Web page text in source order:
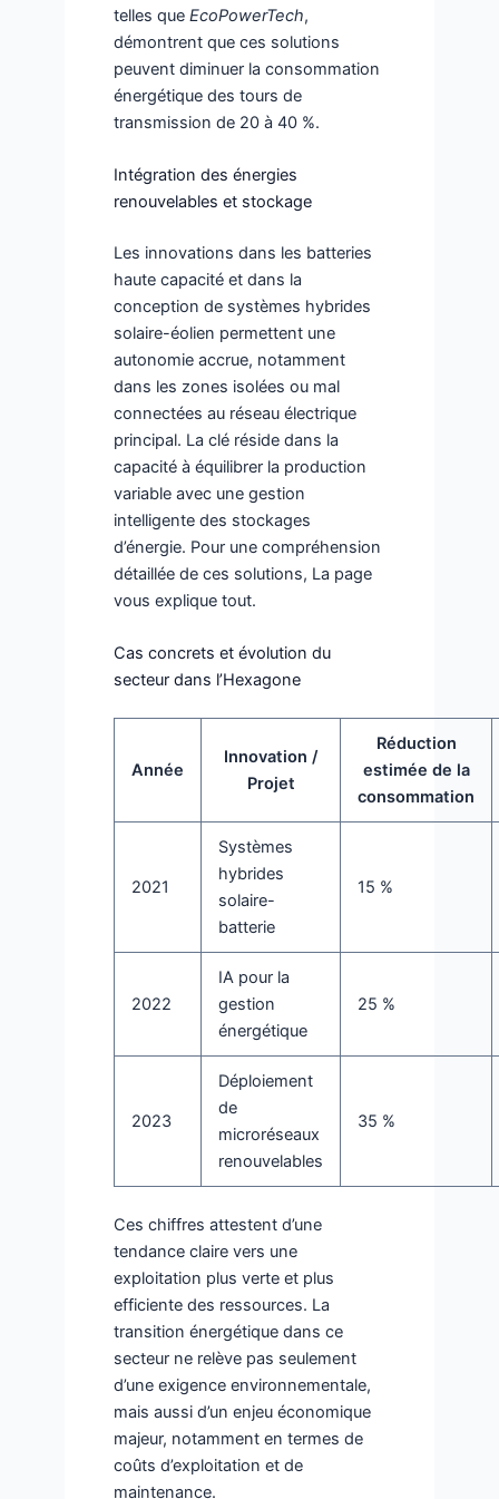
telles queEcoPowerTech,
démontrent que ces solutions
peuvent diminuer la consommation
énergétique des tours de
transmission de 20 à 40 %.
Intégration des énergies
renouvelables et stockage
Les innovations dans les batteries
haute capacité et dans la
conception de systèmes hybrides
solaire-éolien permettent une
autonomie accrue, notamment
dans les zones isolées ou mal
connectées au réseau électrique
principal. La clé réside dans la
capacité à équilibrer la production
variable avec une gestion
intelligente des stockages
d’énergie. Pour une compréhension
détaillée de ces solutions, La page
vous explique tout.
Cas concrets et évolution du
secteur dans l’Hexagone
Année
Innovation /
Projet
Réduction
estimée de la
consommation
2021
Systèmes
hybrides
solaire-
batterie
15 %
2022
IA pour la
gestion
énergétique
25 %
2023
Déploiement
de
microréseaux
renouvelables
35 %
Ces chiffres attestent d’une
tendance claire vers une
exploitation plus verte et plus
efficiente des ressources. La
transition énergétique dans ce
secteur ne relève pas seulement
d’une exigence environnementale,
mais aussi d’un enjeu économique
majeur, notamment en termes de
coûts d’exploitation et de
maintenance.